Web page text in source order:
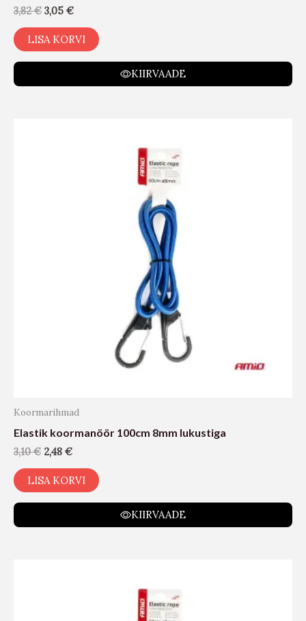
3,82€ 3,05 €
LISA KORVI
KIIRVAADE
Koormarihmad
Elastik koormanöör 100cm 8mm lukustiga
3,10€ 2,48 €
LISA KORVI
KIIRVAADE